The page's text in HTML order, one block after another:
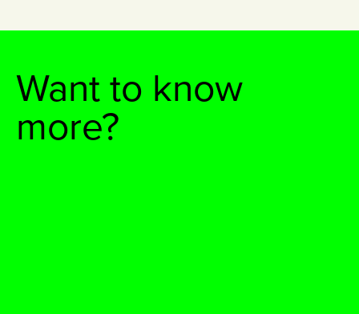
Want to know
more?